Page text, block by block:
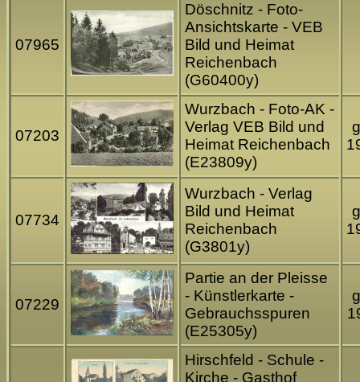
07965
Döschnitz - Foto-
Ansichtskarte - VEB
Bild und Heimat
Reichenbach
(G60400y)
07203
Wurzbach - Foto-AK -
Verlag VEB Bild und
Heimat Reichenbach
(E23809y)
07734
Wurzbach - Verlag
Bild und Heimat
Reichenbach
(G3801y)
07229
Partie an der Pleisse
- Künstlerkarte -
Gebrauchsspuren
(E25305y)
Hirschfeld - Schule -
Kirche - Gasthof